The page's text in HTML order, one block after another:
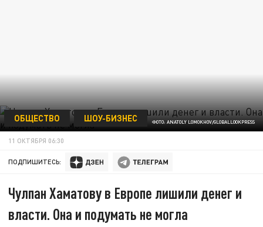
ФОТО: ANATOLY LOMOKHOV/GLOBALLOOKPRESS
ОБЩЕСТВО ШОУ-БИЗНЕС
11 ОКТЯБРЯ 06:30
ПОДПИШИТЕСЬ:
Чулпан Хаматову в Европе лишили денег и
власти. Она и подумать не могла